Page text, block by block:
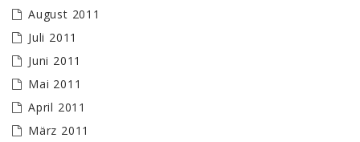
August 2011
Juli 2011
Juni 2011
Mai 2011
April 2011
März 2011